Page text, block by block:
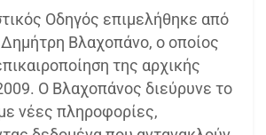
Οδηγός επιμελήθηκε από
Βλαχοπάνο, ο οποίος
της αρχικής
Ο Βλαχοπάνος διεύρυνε το
νέες πληροφορίες,